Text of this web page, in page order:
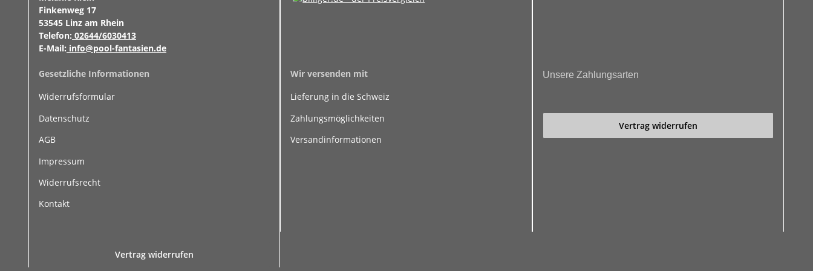
Finkenweg 17
53545 Linz am Rhein
Telefon: 02644/6030413
E-Mail: info@pool-fantasien.de
Gesetzliche Informationen
Widerrufsformular
Datenschutz
AGB
Impressum
Widerrufsrecht
Kontakt
Wir versenden mit
Lieferung in die Schweiz
Zahlungsmöglichkeiten
Versandinformationen
Unsere Zahlungsarten
Vertrag widerrufen
Vertrag widerrufen